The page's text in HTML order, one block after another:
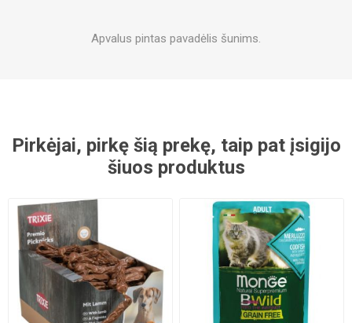
Apvalus pintas pavadėlis šunims.
Pirkėjai, pirkę šią prekę, taip pat įsigijo
šiuos produktus